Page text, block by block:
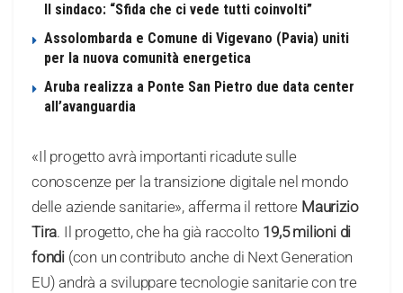
Il sindaco: “Sfida che ci vede tutti coinvolti”
Assolombarda e Comune di Vigevano (Pavia) uniti
per la nuova comunità energetica
Aruba realizza a Ponte San Pietro due data center
all’avanguardia
«Il progetto avrà importanti ricadute sulle
conoscenze per la transizione digitale nel mondo
delle aziende sanitarie», afferma il rettore Maurizio
Tira. Il progetto, che ha già raccolto 19,5 milioni di
fondi (con un contributo anche di Next Generation
EU) andrà a sviluppare tecnologie sanitarie con tre